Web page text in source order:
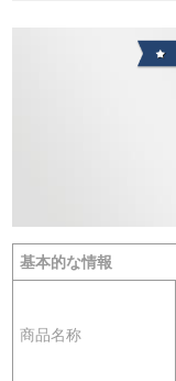
基本的な情報
商品名称